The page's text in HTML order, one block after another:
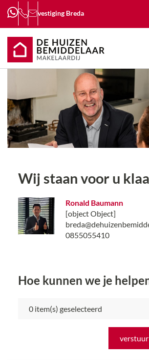
vestiging Breda
Wij staan voor u
Ronald Baumann
[object Object]
0855055410
Hoe kunnen we je
item(s) geselecteerd
verstuur